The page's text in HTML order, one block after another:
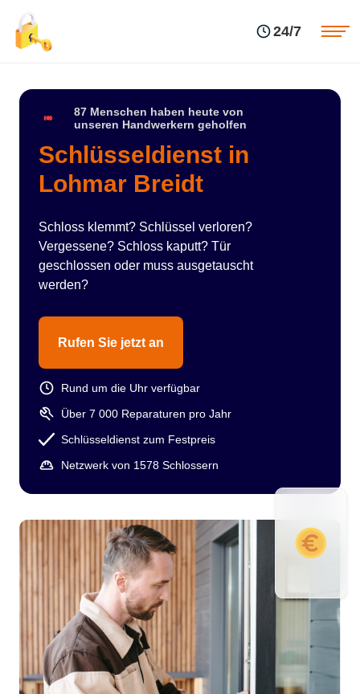
24/7
87 Menschen haben heute von
unseren Handwerkern geholfen
Schlüsseldienst in
Lohmar Breidt
Schloss klemmt? Schlüssel verloren?
Vergessene? Schloss kaputt? Tür
geschlossen oder muss ausgetauscht
werden?
Rufen Sie jetzt an
Rund um die Uhr verfügbar
Über 7 000 Reparaturen pro Jahr
Schlüsseldienst zum Festpreis
Netzwerk von 1578 Schlossern